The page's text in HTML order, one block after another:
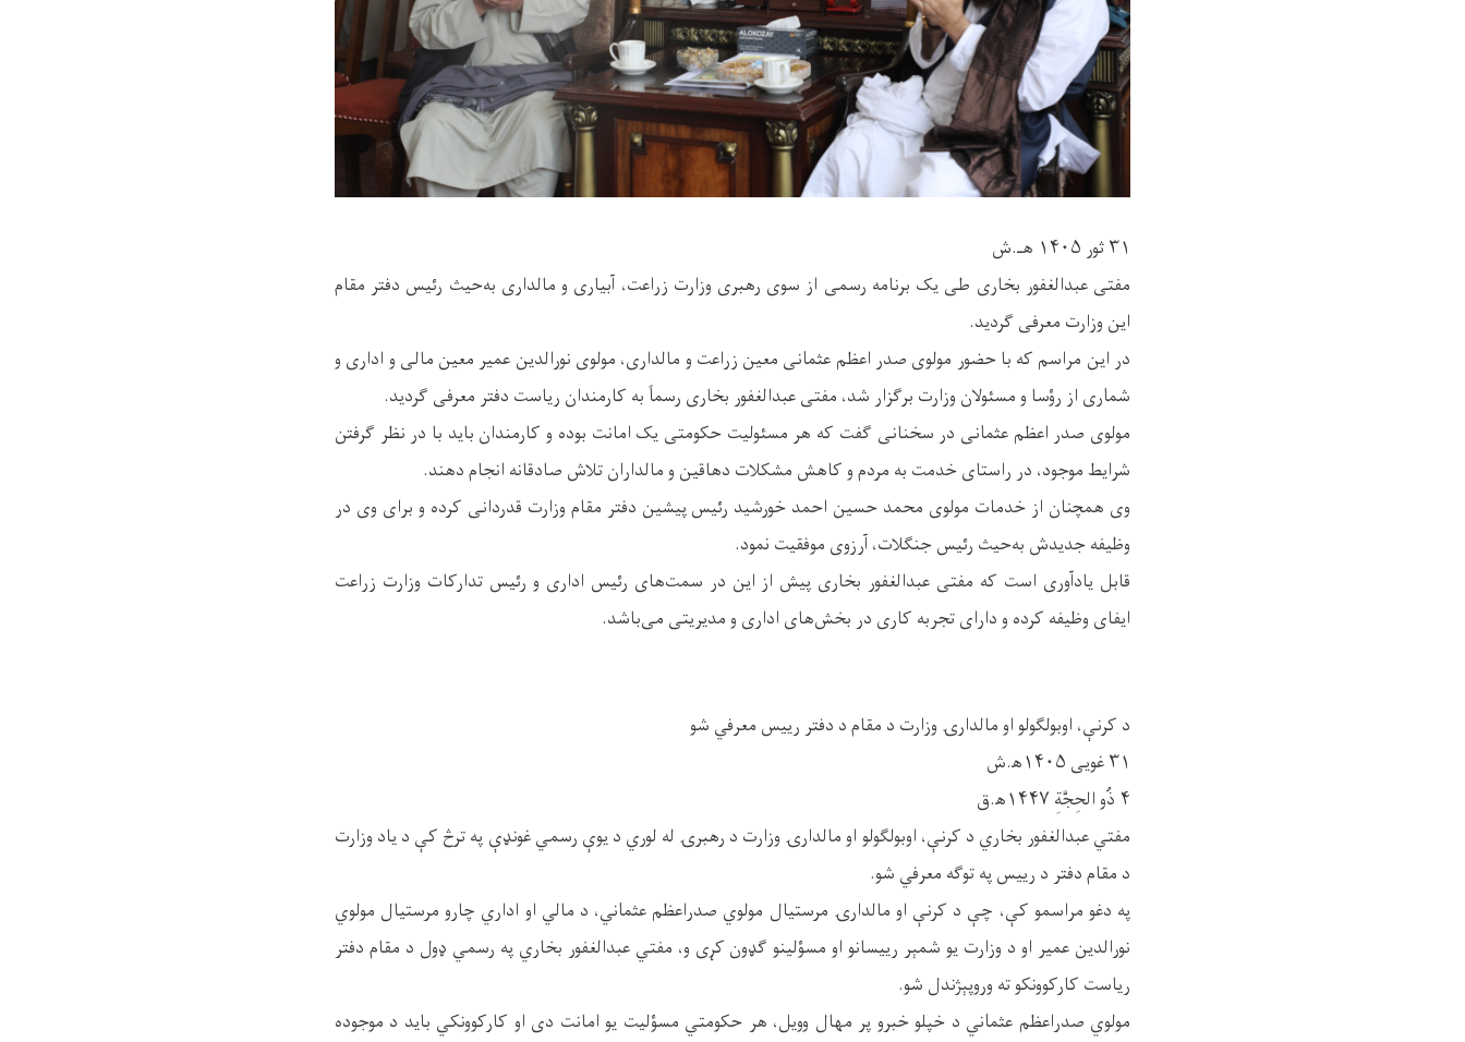
۳۱ ثور ۱۴۰۵ هـ.ش
مفتی عبدالغفور بخاری طی یک برنامه رسمی از سوی رهبری وزارت زراعت، آبیاری و مالداری به‌حیث رئیس دفتر مقام
این وزارت معرفی گردید.
در این مراسم که با حضور مولوی صدر اعظم عثمانی معین زراعت و مالداری، مولوی نورالدین عمیر معین مالی و اداری و
شماری از رؤسا و مسئولان وزارت برگزار شد، مفتی عبدالغفور بخاری رسماً به کارمندان ریاست دفتر معرفی گردید.
مولوی صدر اعظم عثمانی در سخنانی گفت که هر مسئولیت حکومتی یک امانت بوده و کارمندان باید با در نظر گرفتن
شرایط موجود، در راستای خدمت به مردم و کاهش مشکلات دهاقین و مالداران تلاش صادقانه انجام دهند.
وی همچنان از خدمات مولوی محمد حسین احمد خورشید رئیس پیشین دفتر مقام وزارت قدردانی کرده و برای وی در
وظیفه جدیدش به‌حیث رئیس جنگلات، آرزوی موفقیت نمود.
قابل یادآوری است که مفتی عبدالغفور بخاری پیش از این در سمت‌های رئیس اداری و رئیس تدارکات وزارت زراعت
ایفای وظیفه کرده و دارای تجربه کاری در بخش‌های اداری و مدیریتی می‌باشد.
د کرنې، اوبولګولو او مالدارۍ وزارت د مقام د دفتر رییس معرفي شو
۳۱ غویی ۱۴۰۵ه‍.ش
۴ ذُو الحِجَّةِ ۱۴۴۷ه‍.ق
مفتي عبدالغفور بخاري د کرنې، اوبولګولو او مالدارۍ وزارت د رهبرۍ له لوري د یوې رسمي غونډې په ترڅ کې د یاد وزارت
د مقام دفتر د رییس په توګه معرفي شو.
په دغو مراسمو کې، چې د کرنې او مالدارۍ مرستیال مولوي صدراعظم عثماني، د مالي او اداري چارو مرستیال مولوي
نورالدین عمیر او د وزارت یو شمېر رییسانو او مسؤلینو ګډون کړی و، مفتي عبدالغفور بخاري په رسمي ډول د مقام دفتر
ریاست کارکوونکو ته وروپېژندل شو.
مولوي صدراعظم عثماني د خپلو خبرو پر مهال وویل، هر حکومتي مسؤلیت یو امانت دی او کارکوونکي باید د موجوده